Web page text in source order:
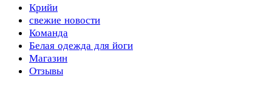
Крийи
свежие новости
Команда
Белая одежда для йоги
Магазин
Отзывы